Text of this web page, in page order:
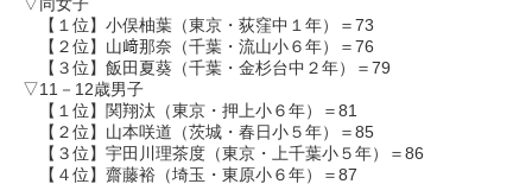
【１位】小俣柚葉（東京・荻窪中１年）＝73
【２位】山﨑那奈（千葉・流山小６年）＝76
【３位】飯田夏葵（千葉・金杉台中２年）＝79
▽11－12歳男子
【１位】関翔汰（東京・押上小６年）＝81
【２位】山本咲道（茨城・春日小５年）＝85
【３位】宇田川理茶度（東京・上千葉小５年）＝86
【４位】齋藤裕（埼玉・東原小６年）＝87